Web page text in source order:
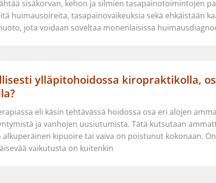
sisäkorvan, kehon ja silmien tasapainotoimintojen
huimausoireita, tasapainovaikeuksia sekä ehkäistään
jota voidaan soveltaa monenlaisissa
ylläpitohoidossa kiropraktikolla,
eli käsin tehtävässä hoidossa osa eri alojen
ja vanhojen uusiutumista. Tätä kutsutaan
kipuoire tai vaiva on poistunut kokonaan.
vaikutusta on kuitenkin